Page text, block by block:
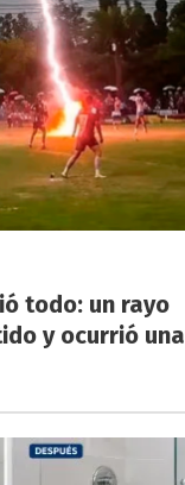
todo: un rayo
y ocurrió una